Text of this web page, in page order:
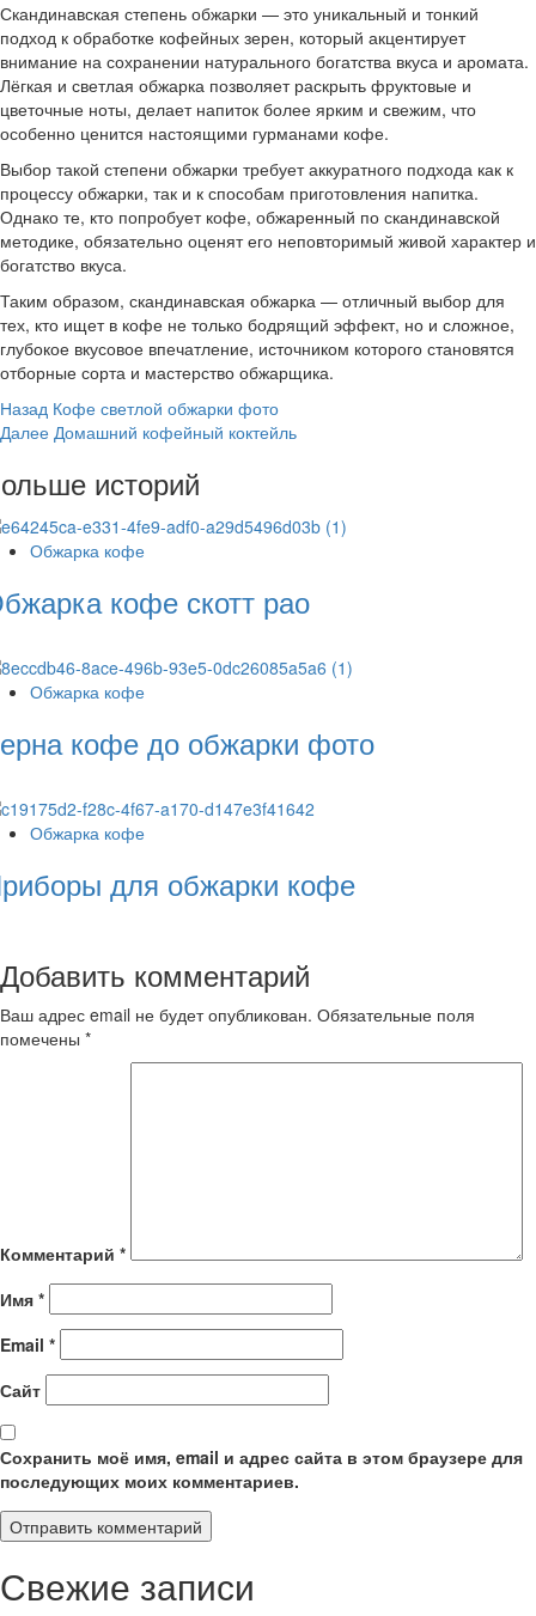
Скандинавская степень обжарки — это уникальный и тонкий
подход к обработке кофейных зерен, который акцентирует
внимание на сохранении натурального богатства вкуса и аромата.
Лёгкая и светлая обжарка позволяет раскрыть фруктовые и
цветочные ноты, делает напиток более ярким и свежим, что
особенно ценится настоящими гурманами кофе.
Выбор такой степени обжарки требует аккуратного подхода как к
процессу обжарки, так и к способам приготовления напитка.
Однако те, кто попробует кофе, обжаренный по скандинавской
методике, обязательно оценят его неповторимый живой характер и
богатство вкуса.
Таким образом, скандинавская обжарка — отличный выбор для
тех, кто ищет в кофе не только бодрящий эффект, но и сложное,
глубокое вкусовое впечатление, источником которого становятся
отборные сорта и мастерство обжарщика.
Post
Navigation
Назад Кофе светлой обжарки фото
Далее Домашний кофейный коктейль
историй
Обжарка кофе
кофе скотт рао
Обжарка кофе
кофе до обжарки фото
Обжарка кофе
для обжарки кофе
Добавить комментарий
Ваш адрес email не будет опубликован. Обязательные поля
помечены *
Комментарий *
Имя *
Email *
Сайт
Сохранить моё имя, email и адрес сайта в этом браузере для
последующих моих комментариев.
Свежие записи